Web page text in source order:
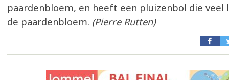
paardenbloem, en heeft een pluizenbol die veel
de paardenbloem. (Pierre Rutten)